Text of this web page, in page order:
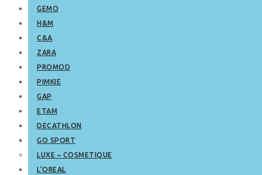
GEMO
H&M
C&A
ZARA
PROMOD
PIMKIE
GAP
ETAM
DECATHLON
GO SPORT
LUXE – COSMETIQUE
L’OREAL